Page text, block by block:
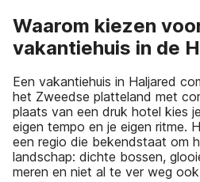
Waarom kiezen
vakantiehuis in de
Een vakantiehuis in Haljared
het Zweedse platteland met
plaats van een druk hotel kies
eigen tempo en je eigen ritme.
een regio die bekendstaat om
landschap: dichte bossen,
meren en niet al te ver weg